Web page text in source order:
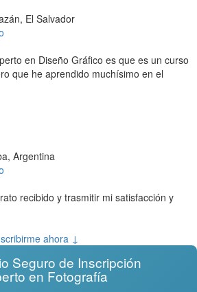
El Salvador
en Diseño Gráfico es que es un curso
que he aprendido muchísimo en el
Argentina
recibido y trasmitir mi satisfacción y
ahora ↓
Seguro de Inscripción
en Fotografía